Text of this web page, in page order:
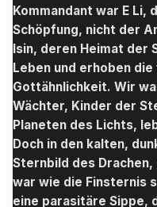
Kommandant war E
Schöpfung, nicht der
Isin, deren Heimat der
Leben und erhoben
Gottähnlichkeit. Wir
Wächter, Kinder der
Planeten des Lichts,
Doch in den kalten,
Sternbild des
war wie die Finsternis
eine parasitäre Sippe,